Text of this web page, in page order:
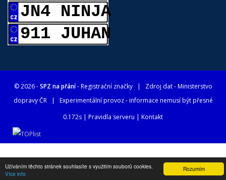
Rozumím
Užíváním těchto stránek souhlasíte s využitím souborů cookies.
Více info
JN4 NINJA
911 JUHAN
© 2026 -SPZ na přání- Registrační značky| Zdroj dat -Ministerstvo
dopravy ČR| Experimentální provoz - informace nemusí být přesné
0.172s | Pravidla serveru | Kontakt